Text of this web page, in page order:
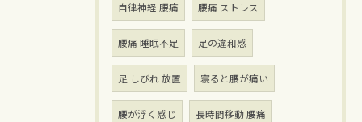
自律神経 腰痛 腰痛 ストレス
腰痛 睡眠不足 足の違和感
足 しびれ 放置 寝ると腰が痛い
腰が浮く感じ 長時間移動 腰痛